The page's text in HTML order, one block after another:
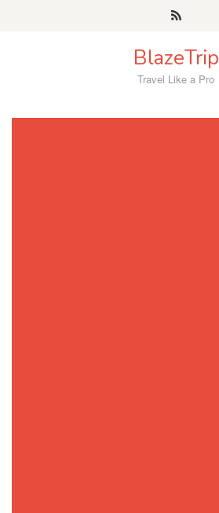
BlazeTrip
Travel Like a Pro